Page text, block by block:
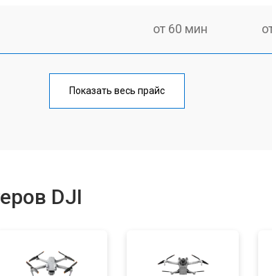
от 60 мин
от 80 мин
от 60 мин
Показать весь прайс
DJI